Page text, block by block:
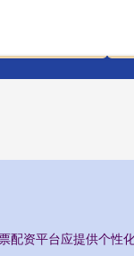
配资平台应提供个性